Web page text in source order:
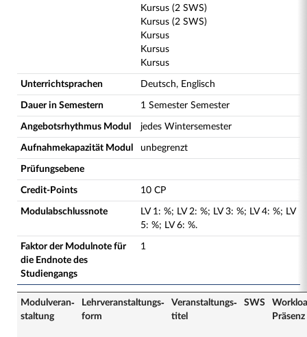
Kursus (2 SWS)
Kursus (2 SWS)
Kursus
Kursus
Kursus
Unterrichtsprachen Deutsch, Englisch
Dauer in Semestern 1 Semester Semester
Angebotsrhythmus Modul jedes Wintersemester
Aufnahmekapazität Modul unbegrenzt
Prüfungsebene
Credit-Points 10 CP
Modulabschlussnote LV 1: %; LV 2: %; LV 3: %; LV 4: %; LV
5: %; LV 6: %.
Faktor der Modulnote für
die Endnote des
Studiengangs
1
Modulveran­
staltung
Lehrveranstaltungs­
form
Veranstaltungs­
titel
SWS
Präsenz